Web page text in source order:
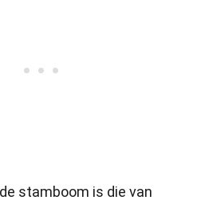
stamboom is die van